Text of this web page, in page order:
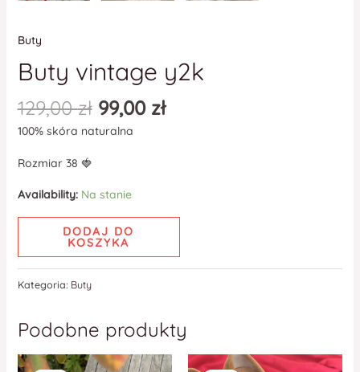
Buty
Buty vintage y2k
129,00zł 99,00 zł
100% skóra naturalna
Rozmiar 38 🍓
Availability: Na stanie
DODAJ DO
KOSZYKA
Kategoria: Buty
Podobne produkty